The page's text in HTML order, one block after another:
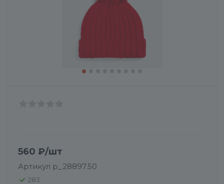
:
560 ₽/шт
Артикул p_28897.50
283